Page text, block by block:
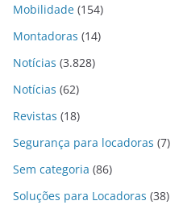
Mobilidade (154)
Montadoras (14)
Notícias (3.828)
Notícias (62)
Revistas (18)
Segurança para locadoras (7)
Sem categoria (86)
Soluções para Locadoras (38)